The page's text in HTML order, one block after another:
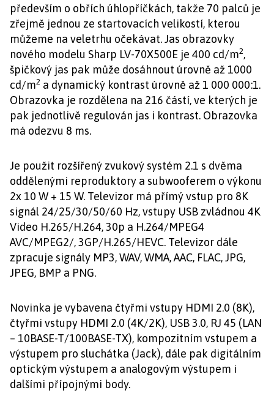
především o obřích úhlopříčkách, takže 70 palců je
zřejmě jednou ze startovacích velikostí, kterou
můžeme na veletrhu očekávat. Jas obrazovky
nového modelu Sharp LV-70X500E je 400 cd/m2,
špičkový jas pak může dosáhnout úrovně až 1000
cd/m2 a dynamický kontrast úrovně až 1 000 000:1.
Obrazovka je rozdělena na 216 částí, ve kterých je
pak jednotlivě regulován jas i kontrast. Obrazovka
má odezvu 8 ms.
Je použit rozšířený zvukový systém 2.1 s dvěma
oddělenými reproduktory a subwooferem o výkonu
2x 10 W + 15 W. Televizor má přímý vstup pro 8K
signál 24/25/30/50/60 Hz, vstupy USB zvládnou 4K
Video H.265/H.264, 30p a H.264/MPEG4
AVC/MPEG2/, 3GP/H.265/HEVC. Televizor dále
zpracuje signály MP3, WAV, WMA, AAC, FLAC, JPG,
JPEG, BMP a PNG.
Novinka je vybavena čtyřmi vstupy HDMI 2.0 (8K),
čtyřmi vstupy HDMI 2.0 (4K/2K), USB 3.0, RJ 45 (LAN
– 10BASE-T/100BASE-TX), kompozitním vstupem a
výstupem pro sluchátka (Jack), dále pak digitálním
optickým výstupem a analogovým výstupem i
dalšími přípojnými body.